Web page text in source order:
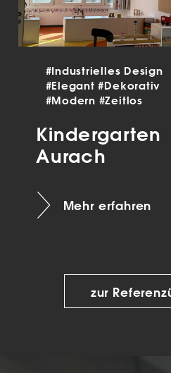
#Industrielles Design
#Elegant#Dekorativ
#Modern #Zeitlos
Kindergarten
Aurach
Mehr erfahren
zur